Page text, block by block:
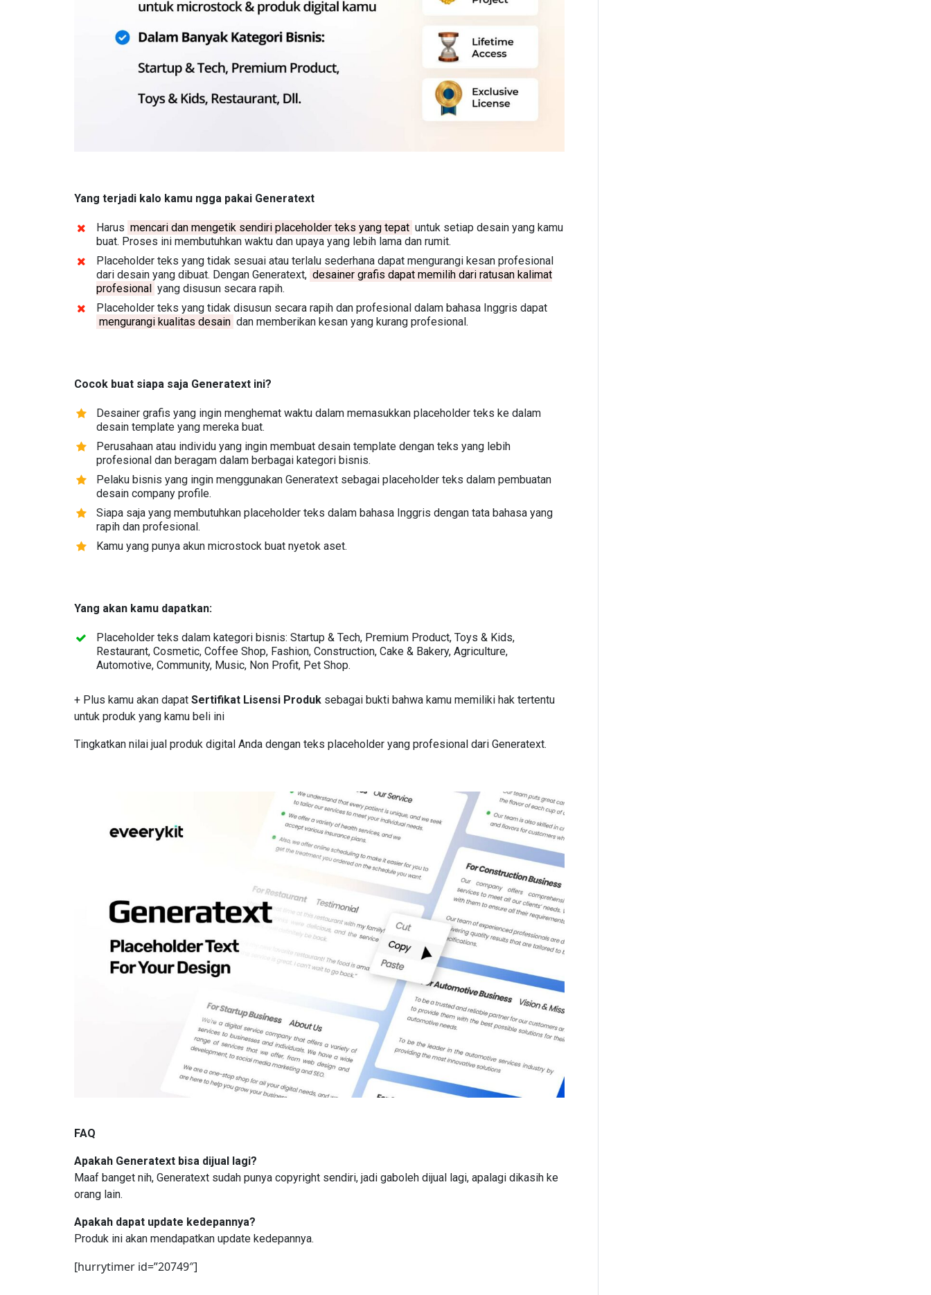
Yang terjadi kalo kamu ngga pakai Generatext
Harus mencari dan mengetik sendiri placeholder teks yang tepat untuk setiap desain yang kamu
buat. Proses ini membutuhkan waktu dan upaya yang lebih lama dan rumit.
Placeholder teks yang tidak sesuai atau terlalu sederhana dapat mengurangi kesan profesional
dari desain yang dibuat. Dengan Generatext, desainer grafis dapat memilih dari ratusan kalimat
profesional yang disusun secara rapih.
Placeholder teks yang tidak disusun secara rapih dan profesional dalam bahasa Inggris dapat
mengurangi kualitas desain dan memberikan kesan yang kurang profesional.
Cocok buat siapa saja Generatext ini?
Desainer grafis yang ingin menghemat waktu dalam memasukkan placeholder teks ke dalam
desain template yang mereka buat.
Perusahaan atau individu yang ingin membuat desain template dengan teks yang lebih
profesional dan beragam dalam berbagai kategori bisnis.
Pelaku bisnis yang ingin menggunakan Generatext sebagai placeholder teks dalam pembuatan
desain company profile.
Siapa saja yang membutuhkan placeholder teks dalam bahasa Inggris dengan tata bahasa yang
rapih dan profesional.
Kamu yang punya akun microstock buat nyetok aset.
Yang akan kamu dapatkan:
Placeholder teks dalam kategori bisnis: Startup & Tech, Premium Product, Toys & Kids,
Restaurant, Cosmetic, Coffee Shop, Fashion, Construction, Cake & Bakery, Agriculture,
Automotive, Community, Music, Non Profit, Pet Shop.
+ Plus kamu akan dapat Sertifikat Lisensi Produk sebagai bukti bahwa kamu memiliki hak tertentu
untuk produk yang kamu beli ini
Tingkatkan nilai jual produk digital Anda dengan teks placeholder yang profesional dari Generatext.
FAQ
Apakah Generatext bisa dijual lagi?
Maaf banget nih, Generatext sudah punya copyright sendiri, jadi gaboleh dijual lagi, apalagi dikasih ke
orang lain.
Apakah dapat update kedepannya?
Produk ini akan mendapatkan update kedepannya.
[hurrytimer id=”20749″]